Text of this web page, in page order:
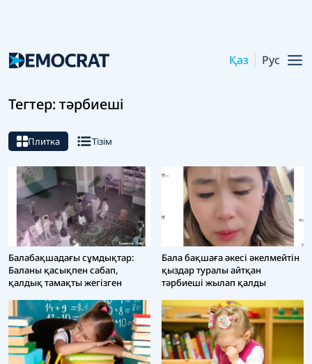
Қаз Рус
Тегтер: тәрбиеші
Плитка Тізім
Балабақшадағы сұмдықтар:
Баланы қасықпен сабап,
қалдық тамақты жегізген
Бала бақшаға әкесі әкелмейтін
қыздар туралы айтқан
тәрбиеші жылап қалды